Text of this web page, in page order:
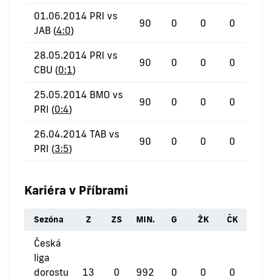
01.06.2014 PRI vs
JAB (4:0)
90 0 0 0
28.05.2014 PRI vs
CBU (0:1)
90 0 0 0
25.05.2014 BMO vs
PRI (0:4)
90 0 0 0
26.04.2014 TAB vs
PRI (3:5)
90 0 0 0
Kariéra v Příbrami
Sezóna Z ZS MIN. G ŽK ČK
Česká
liga
dorostu
13 0 992 0 0 0